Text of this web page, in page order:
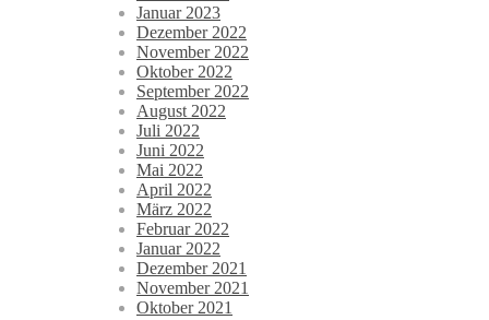
Januar 2023
Dezember 2022
November 2022
Oktober 2022
September 2022
August 2022
Juli 2022
Juni 2022
Mai 2022
April 2022
März 2022
Februar 2022
Januar 2022
Dezember 2021
November 2021
Oktober 2021